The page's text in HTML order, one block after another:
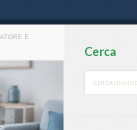
E
Cerca